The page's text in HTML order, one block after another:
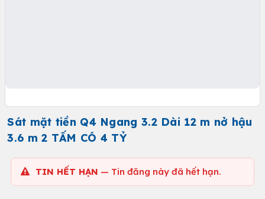
Sát mặt tiền Q4 Ngang 3.2 Dài 12 m nở hậu
3.6 m 2 TẤM CÓ 4 TỶ
TIN HẾT HẠN — Tin đăng này đã hết hạn.